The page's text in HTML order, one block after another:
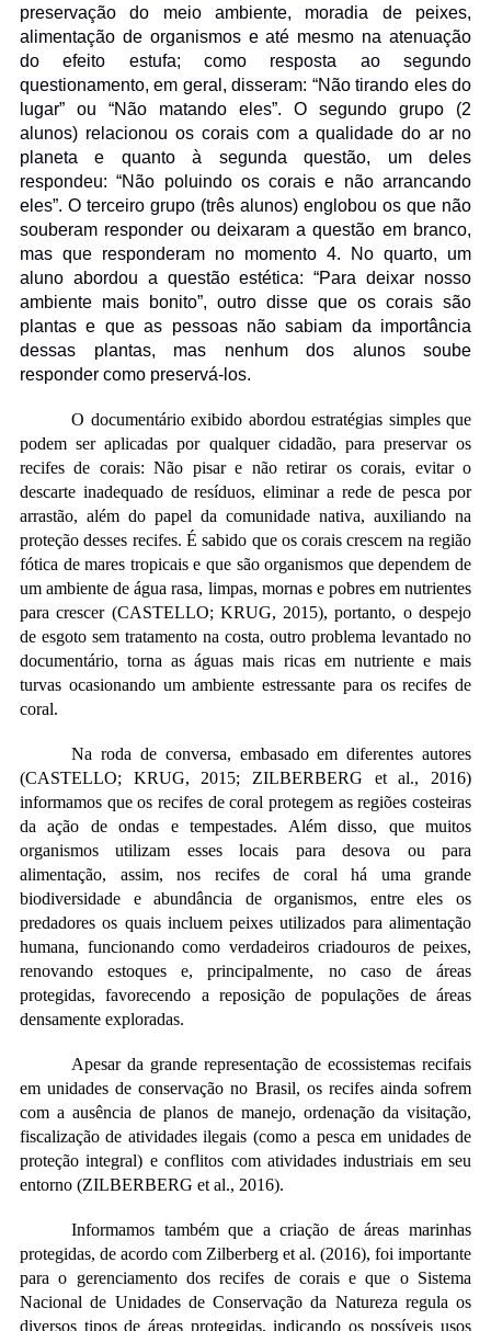
preservação do meio ambiente, moradia de peixes,
alimentação de organismos e até mesmo na atenuação
do efeito estufa; como resposta ao segundo
questionamento, em geral, disseram: “Não tirando eles do
lugar” ou “Não matando eles”. O segundo grupo (2
alunos) relacionou os corais com a qualidade do ar no
planeta e quanto à segunda questão, um deles
respondeu: “Não poluindo os corais e não arrancando
eles”. O terceiro grupo (três alunos) englobou os que não
souberam responder ou deixaram a questão em branco,
mas que responderam no momento 4. No quarto, um
aluno abordou a questão estética: “Para deixar nosso
ambiente mais bonito”, outro disse que os corais são
plantas e que as pessoas não sabiam da importância
dessas plantas, mas nenhum dos alunos soube
responder como preservá-los.
O documentário exibido abordou estratégias simples que
podem ser aplicadas por qualquer cidadão, para preservar os
recifes de corais: Não pisar e não retirar os corais, evitar o
descarte inadequado de resíduos, eliminar a rede de pesca por
arrastão, além do papel da comunidade nativa, auxiliando na
proteção desses recifes. É sabido que os corais crescem na região
fótica de mares tropicais e que são organismos que dependem de
um ambiente de água rasa, limpas, mornas e pobres em nutrientes
para crescer (CASTELLO; KRUG, 2015), portanto, o despejo
de esgoto sem tratamento na costa, outro problema levantado no
documentário, torna as águas mais ricas em nutriente e mais
turvas ocasionando um ambiente estressante para os recifes de
coral.
Na roda de conversa, embasado em diferentes autores
(CASTELLO; KRUG, 2015; ZILBERBERG et al., 2016)
informamos que os recifes de coral protegem as regiões costeiras
da ação de ondas e tempestades. Além disso, que muitos
organismos utilizam esses locais para desova ou para
alimentação, assim, nos recifes de coral há uma grande
biodiversidade e abundância de organismos, entre eles os
predadores os quais incluem peixes utilizados para alimentação
humana, funcionando como verdadeiros criadouros de peixes,
renovando estoques e, principalmente, no caso de áreas
protegidas, favorecendo a reposição de populações de áreas
densamente exploradas.
Apesar da grande representação de ecossistemas recifais
em unidades de conservação no Brasil, os recifes ainda sofrem
com a ausência de planos de manejo, ordenação da visitação,
fiscalização de atividades ilegais (como a pesca em unidades de
proteção integral) e conflitos com atividades industriais em seu
entorno (ZILBERBERG et al., 2016).
Informamos também que a criação de áreas marinhas
protegidas, de acordo com Zilberberg et al. (2016), foi importante
para o gerenciamento dos recifes de corais e que o Sistema
Nacional de Unidades de Conservação da Natureza regula os
diversos tipos de áreas protegidas, indicando os possíveis usos